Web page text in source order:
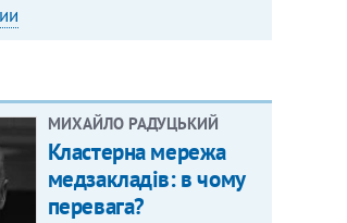
МИХАЙЛО РАДУЦЬКИЙ
Кластерна мережа
медзакладів: в чому
перевага?